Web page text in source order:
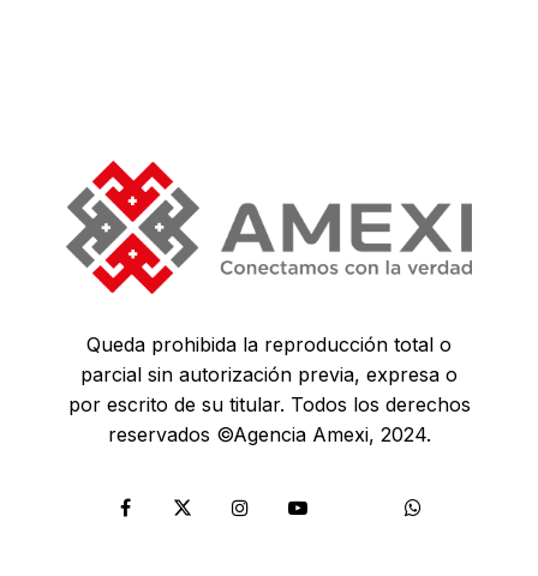
Queda prohibida la reproducción total o
parcial sin autorización previa, expresa o
por escrito de su titular. Todos los derechos
reservados ©Agencia Amexi, 2024.